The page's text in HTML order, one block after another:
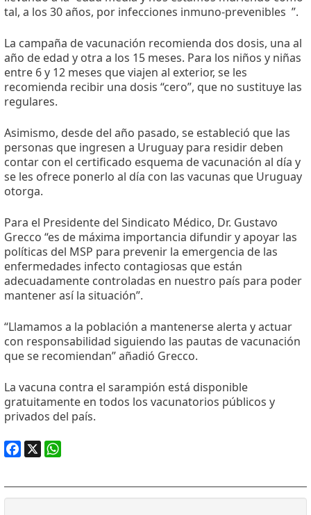
tal, a los 30 años, por infecciones inmuno-prevenibles ”.
La campaña de vacunación recomienda dos dosis, una al
año de edad y otra a los 15 meses. Para los niños y niñas
entre 6 y 12 meses que viajen al exterior, se les
recomienda recibir una dosis “cero”, que no sustituye las
regulares.
Asimismo, desde del año pasado, se estableció que las
personas que ingresen a Uruguay para residir deben
contar con el certificado esquema de vacunación al día y
se les ofrece ponerlo al día con las vacunas que Uruguay
otorga.
Para el Presidente del Sindicato Médico, Dr. Gustavo
Grecco “es de máxima importancia difundir y apoyar las
políticas del MSP para prevenir la emergencia de las
enfermedades infecto contagiosas que están
adecuadamente controladas en nuestro país para poder
mantener así la situación”.
“Llamamos a la población a mantenerse alerta y actuar
con responsabilidad siguiendo las pautas de vacunación
que se recomiendan” añadió Grecco.
La vacuna contra el sarampión está disponible
gratuitamente en todos los vacunatorios públicos y
privados del país.